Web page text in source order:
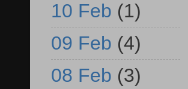
10 Feb (1)
09 Feb (4)
08 Feb (3)